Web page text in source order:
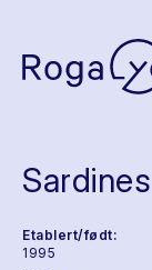
Sardines
Etablert/født:
1995